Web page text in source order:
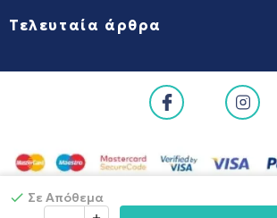
Σε Απόθεμα
Τελευταία άρθρα